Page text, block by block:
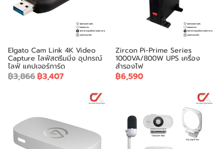
Elgato Cam Link 4K Video
Capture ไลฟ์สตรีมมิ่ง อุปกรณ์
ไลฟ์ แคปเจอร์การ์ด
฿3,866฿3,407
Zircon Pi-Prime Series
1000VA/800W UPS เครื่อง
สำรองไฟ
฿6,590